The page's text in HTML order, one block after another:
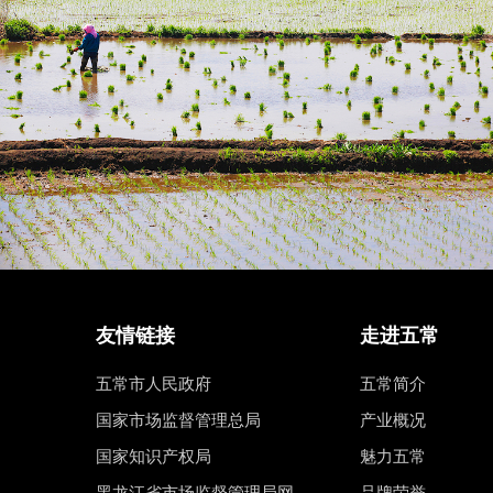
友情链接
五常市人民政府
国家市场监督管理总局
国家知识产权局
走进五常
五常简介
产业概况
魅力五常